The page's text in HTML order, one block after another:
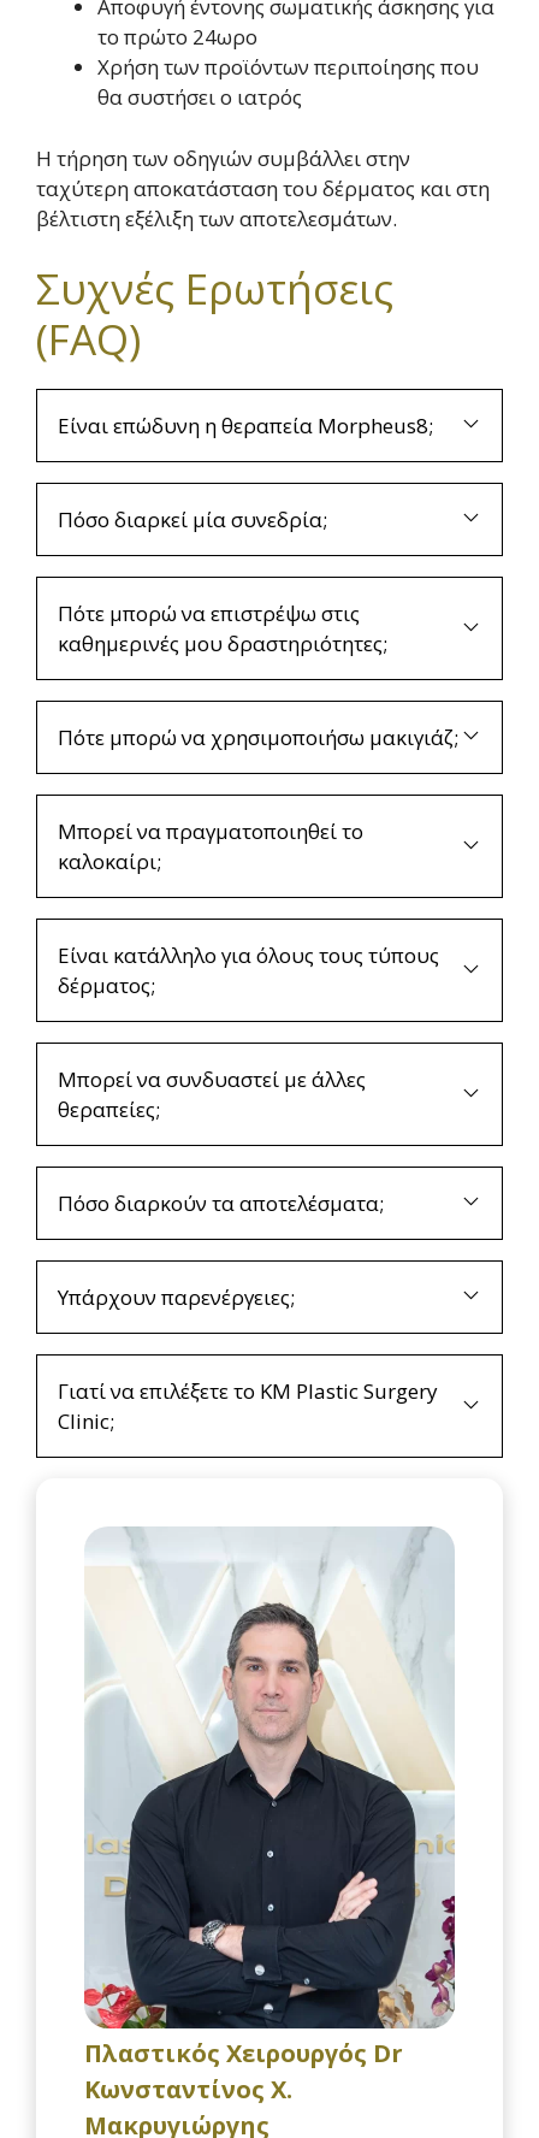
Αποφυγή έντονης σωματικής άσκησης για
το πρώτο 24ωρο
Χρήση των προϊόντων περιποίησης που
θα συστήσει ο ιατρός
Η τήρηση των οδηγιών συμβάλλει στην
ταχύτερη αποκατάσταση του δέρματος και στη
βέλτιστη εξέλιξη των αποτελεσμάτων.
Συχνές Ερωτήσεις
(FAQ)
Είναι επώδυνη η θεραπεία Morpheus8;
Πόσο διαρκεί μία συνεδρία;
Πότε μπορώ να επιστρέψω στις
καθημερινές μου δραστηριότητες;
Πότε μπορώ να χρησιμοποιήσω μακιγιάζ;
Μπορεί να πραγματοποιηθεί το
καλοκαίρι;
Είναι κατάλληλο για όλους τους τύπους
δέρματος;
Μπορεί να συνδυαστεί με άλλες
θεραπείες;
Πόσο διαρκούν τα αποτελέσματα;
Υπάρχουν παρενέργειες;
Γιατί να επιλέξετε το KM Plastic Surgery
Clinic;
Πλαστικός Χειρουργός Dr
Κωνσταντίνος Χ.
Μακρυγιώργης